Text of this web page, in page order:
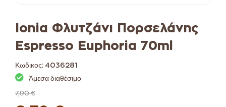
Ionia Φλυτζάνι Πορσελάνης
Espresso Euphoria 70ml
Κωδικος: 4036281
Άμεσα διαθέσιμο
7,90 €